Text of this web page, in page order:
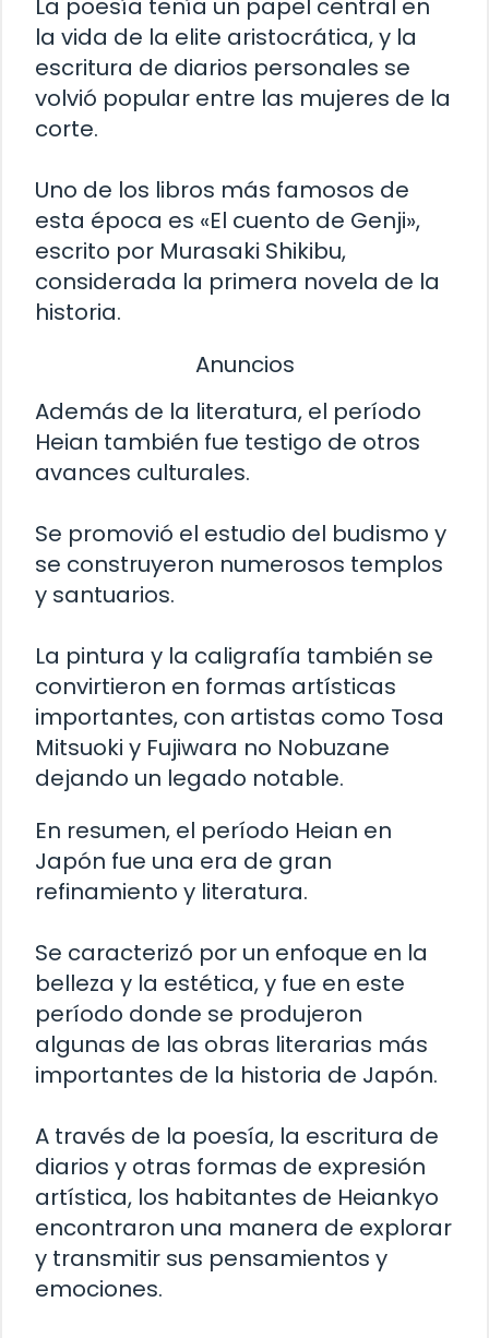
La poesía tenía un papel central en
la vida de la elite aristocrática, y la
escritura de diarios personales se
volvió popular entre las mujeres de la
corte.
Uno de los libros más famosos de
esta época es «El cuento de Genji»,
escrito por Murasaki Shikibu,
considerada la primera novela de la
historia.
Anuncios
Además de la literatura, el período
Heian también fue testigo de otros
avances culturales.
Se promovió el estudio del budismo y
se construyeron numerosos templos
y santuarios.
La pintura y la caligrafía también se
convirtieron en formas artísticas
importantes, con artistas como Tosa
Mitsuoki y Fujiwara no Nobuzane
dejando un legado notable.
En resumen, el período Heian en
Japón fue una era de gran
refinamiento y literatura.
Se caracterizó por un enfoque en la
belleza y la estética, y fue en este
período donde se produjeron
algunas de las obras literarias más
importantes de la historia de Japón.
A través de la poesía, la escritura de
diarios y otras formas de expresión
artística, los habitantes de Heiankyo
encontraron una manera de explorar
y transmitir sus pensamientos y
emociones.